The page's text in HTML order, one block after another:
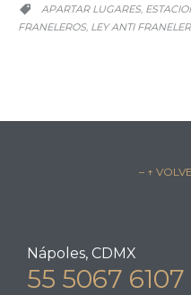
 CATEGORY
APARTAR LUGARES,
FRANELEROS, LEY ANTI
– ↑
Nápoles, CDMX
55 5067 6107